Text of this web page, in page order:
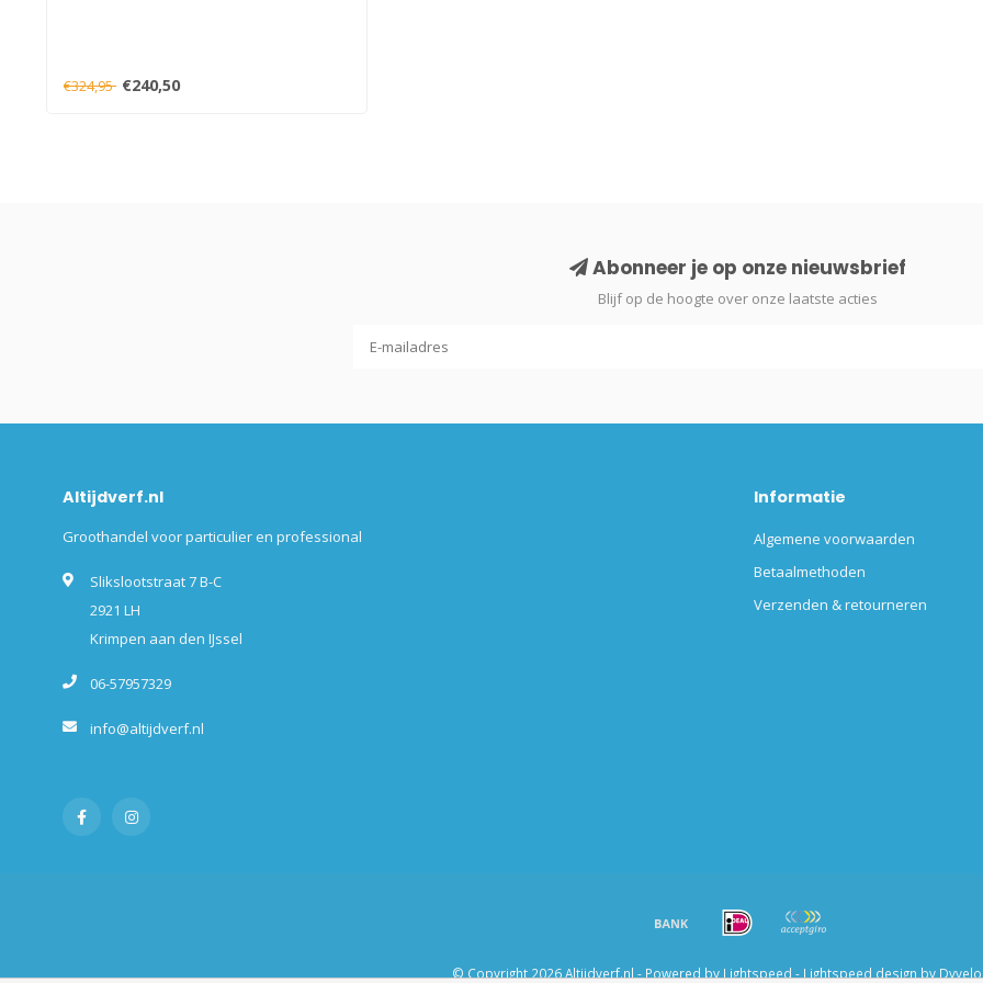
€324,95 €240,50
Abonneer je op onze nieuwsbrief
Blijf op de hoogte over onze laatste acties
Altijdverf.nl
Groothandel voor particulier en professional
Slikslootstraat 7 B-C
2921 LH
Krimpen aan den IJssel
06-57957329
info@altijdverf.nl
Informatie
Algemene voorwaarden
Betaalmethoden
Verzenden & retourneren
© Copyright 2026 Altijdverf.nl - Powered by Lightspeed - Lightspeed design by